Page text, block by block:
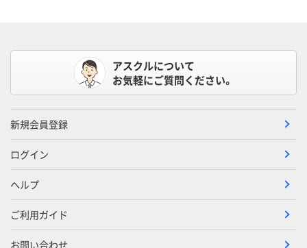
アスクルについて
お気軽にご質問ください。
新規会員登録
ログイン
ヘルプ
ご利用ガイド
お問い合わせ